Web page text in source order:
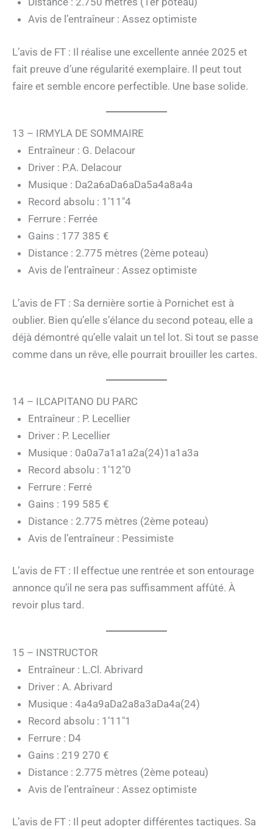
Avis de l’entraîneur : Assez optimiste
L’avis de FT : Il réalise une excellente année 2025 et
fait preuve d’une régularité exemplaire. Il peut tout
faire et semble encore perfectible. Une base solide.
13 – IRMYLA DE SOMMAIRE
Entraîneur : G. Delacour
Driver : P.A. Delacour
Musique : Da2a6aDa6aDa5a4a8a4a
Record absolu : 1’11″4
Ferrure : Ferrée
Gains : 177 385 €
Distance : 2.775 mètres (2ème poteau)
Avis de l’entraîneur : Assez optimiste
L’avis de FT : Sa dernière sortie à Pornichet est à
oublier. Bien qu’elle s’élance du second poteau, elle a
déjà démontré qu’elle valait un tel lot. Si tout se passe
comme dans un rêve, elle pourrait brouiller les cartes.
14 – ILCAPITANO DU PARC
Entraîneur : P. Lecellier
Driver : P. Lecellier
Musique : 0a0a7a1a1a2a(24)1a1a3a
Record absolu : 1’12″0
Ferrure : Ferré
Gains : 199 585 €
Distance : 2.775 mètres (2ème poteau)
Avis de l’entraîneur : Pessimiste
L’avis de FT : Il effectue une rentrée et son entourage
annonce qu’il ne sera pas suffisamment affûté. À
revoir plus tard.
15 – INSTRUCTOR
Entraîneur : L.Cl. Abrivard
Driver : A. Abrivard
Musique : 4a4a9aDa2a8a3aDa4a(24)
Record absolu : 1’11″1
Ferrure : D4
Gains : 219 270 €
Distance : 2.775 mètres (2ème poteau)
Avis de l’entraîneur : Assez optimiste
L’avis de FT : Il peut adopter différentes tactiques. Sa